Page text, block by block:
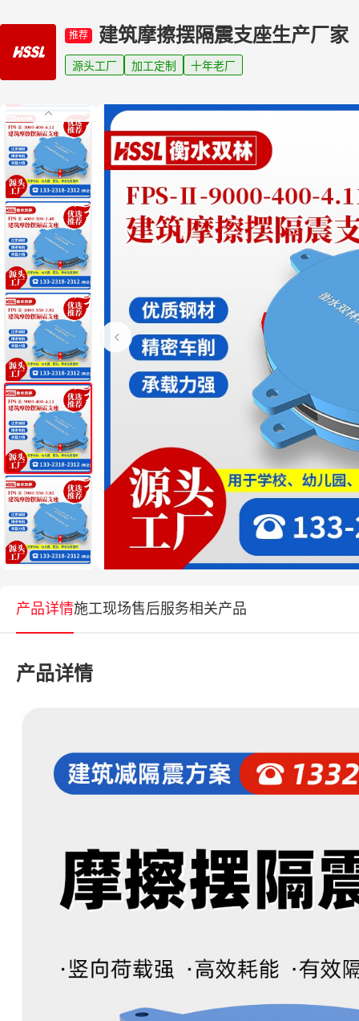
推荐 建筑摩擦摆隔震支座生产厂家
源头工厂 加工定制 十年老厂
产品详情施工现场售后服务相关产品
产品详情